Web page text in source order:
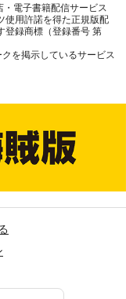
電子書籍配信サービス
使用許諾を得た正規版配
登録商標（登録番号 第
を掲示しているサービス